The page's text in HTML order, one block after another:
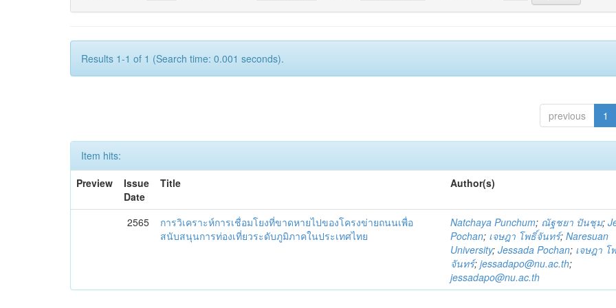
Results 1-1 of 1 (Search time: 0.001 seconds).
previous 1
Item hits:
Preview
Issue
Date
Title Author(s)
2565
การวิเคราะห์การเชื่อมโยงที่ขาดหายไปของโครงข่ายถนนเพื่อ
สนับสนุนการท่องเที่ยวระดับภูมิภาคในประเทศไทย
Natchaya Punchum; ณัฐชยา ปันชุม;
Pochan; เจษฎา โพธิ์จันทร์;Naresuan
University;Jessada Pochan; เจษฎา โ
จันทร์;jessadapo@nu.ac.th;
jessadapo@nu.ac.th